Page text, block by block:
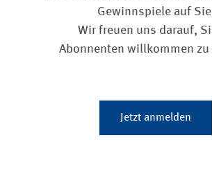
Gewinnspiele auf
Wir freuen uns darauf,
Abonnenten willkommen zu
Jetzt anmelden